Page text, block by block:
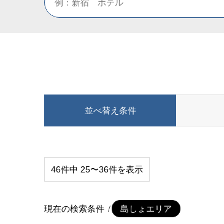
並べ替え条件
46件中 25〜36件を表示
現在の検索条件 島しょエリア